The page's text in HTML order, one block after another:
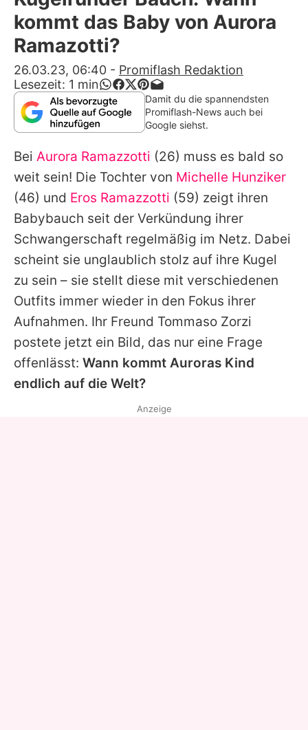
Alle Themen auf Promiflash
Jobs
App runterladen
Team
Redaktionelle Richtlinien
Impressum
Datenschutzerklärung
Nutzungsbedingungen
Utiq verwalten
kommt das Baby von Aurora
Ramazotti?
26.03.23, 06:40 - Promiflash Redaktion
Lesezeit: 1 min
Damit du die spannendsten
Promiflash-News auch bei
Google siehst.
Bei Aurora Ramazzotti (26) muss es bald so
weit sein! Die Tochter von Michelle Hunziker
(46) und Eros Ramazzotti (59) zeigt ihren
Babybauch seit der Verkündung ihrer
Schwangerschaft regelmäßig im Netz. Dabei
scheint sie unglaublich stolz auf ihre Kugel
zu sein – sie stellt diese mit verschiedenen
Outfits immer wieder in den Fokus ihrer
Aufnahmen. Ihr Freund Tommaso Zorzi
postete jetzt ein Bild, das nur eine Frage
offenlässt: Wann kommt Auroras Kind
endlich auf die Welt?
Anzeige